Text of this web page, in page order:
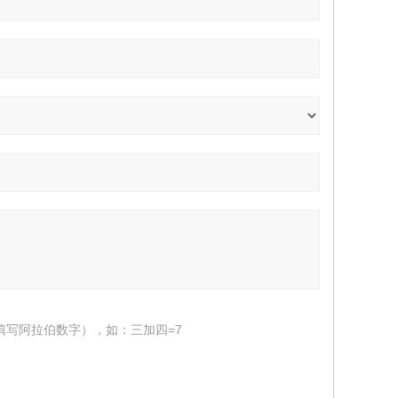
写阿拉伯数字），如：三加四=7